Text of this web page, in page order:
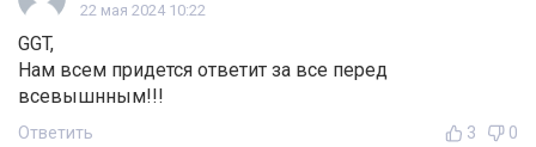
22 мая 2024 10:22
GGT,
Нам всем придется ответит за все перед
всевышнным!!!
Ответить 3 0